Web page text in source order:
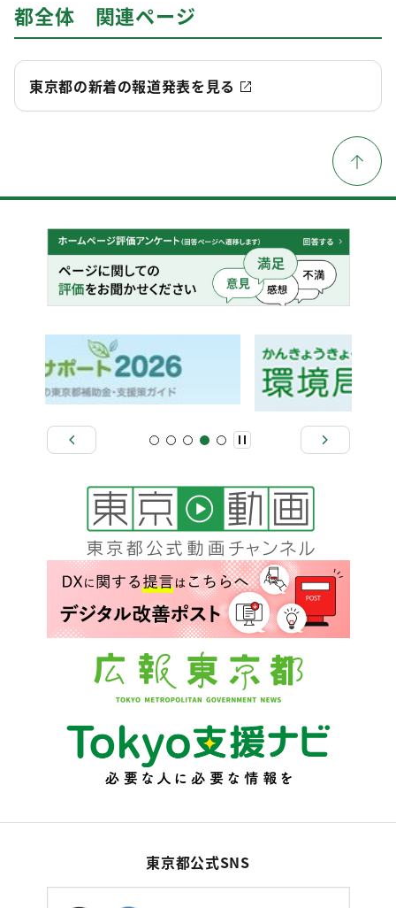
都全体 関連ページ
東京都の新着の報道発表を見る
東京都公式SNS